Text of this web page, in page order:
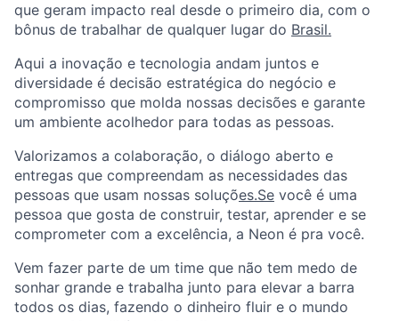
que geram impacto real desde o primeiro dia, com o
bônus de trabalhar de qualquer lugar do Brasil.
Aqui a inovação e tecnologia andam juntos e
diversidade é decisão estratégica do negócio e
compromisso que molda nossas decisões e garante
um ambiente acolhedor para todas as pessoas.
Valorizamos a colaboração, o diálogo aberto e
entregas que compreendam as necessidades das
pessoas que usam nossas soluções.Se você é uma
pessoa que gosta de construir, testar, aprender e se
comprometer com a excelência, a Neon é pra você.
Vem fazer parte de um time que não tem medo de
sonhar grande e trabalha junto para elevar a barra
todos os dias, fazendo o dinheiro fluir e o mundo